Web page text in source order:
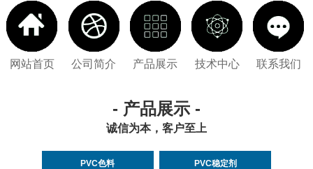
网站首页 公司简介 产品展示 技术中心 联系我们
- 产品展示 -
诚信为本，客户至上
PVC色料 PVC稳定剂